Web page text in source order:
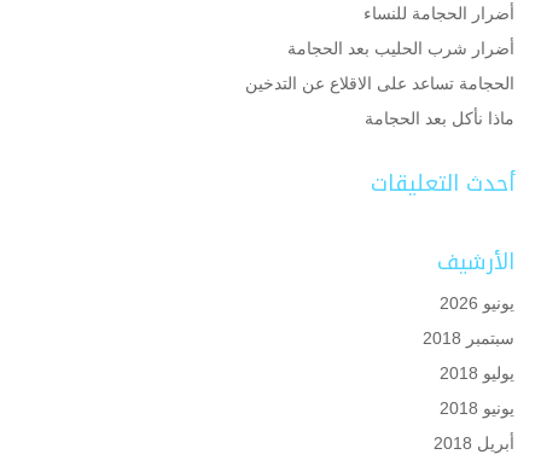
أضرار الحجامة للنساء
أضرار شرب الحليب بعد الحجامة
الحجامة تساعد على الاقلاع عن التدخين
ماذا نأكل بعد الحجامة
أحدث التعليقات
الأرشيف
يونيو 2026
سبتمبر 2018
يوليو 2018
يونيو 2018
أبريل 2018